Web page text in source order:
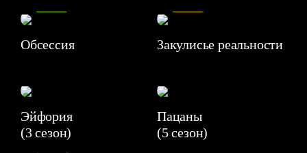
Обсессия Закулисье реальности
Эйфория
(3 сезон)
Пацаны
(5 сезон)
6.3